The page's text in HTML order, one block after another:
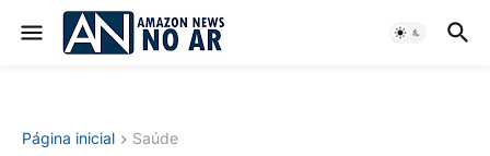
Página inicial Saúde